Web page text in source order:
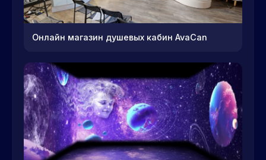
Онлайн магазин душевых кабин AvaCan